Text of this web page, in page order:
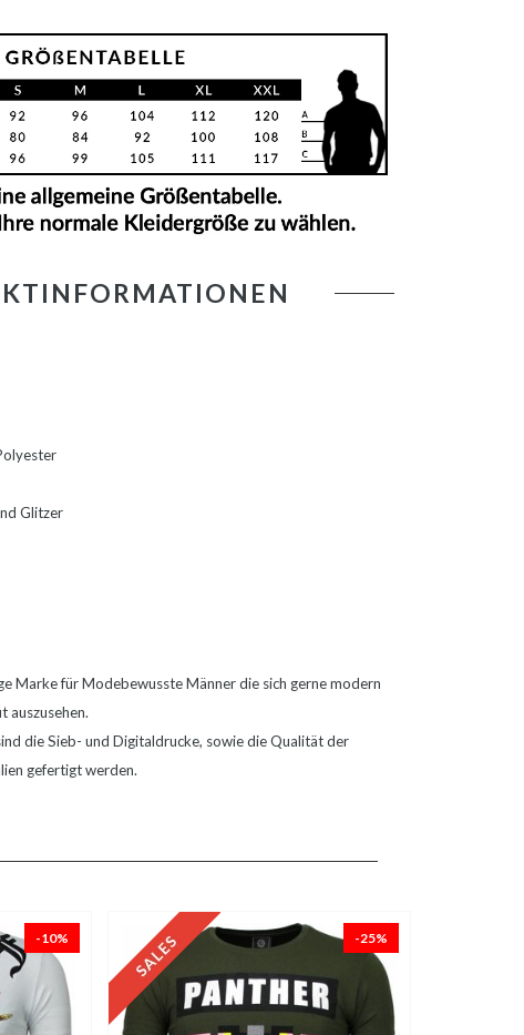
Glitzer
Marke für Modebewusste Männer die sich gerne modern
auszusehen.
die Sieb- und Digitaldrucke, sowie die Qualität der
gefertigt werden.
-10% -25%